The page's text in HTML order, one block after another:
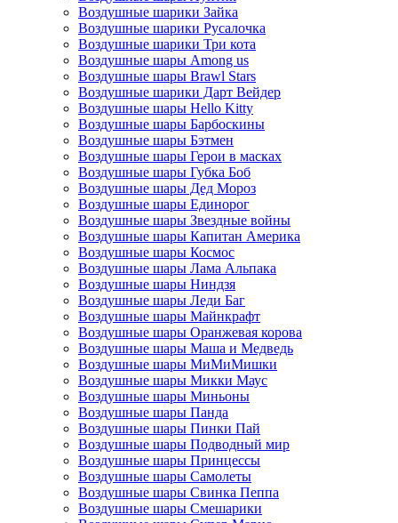
Воздушные шарики Зайка
Воздушные шарики Русалочка
Воздушные шарики Три кота
Воздушные шары Among us
Воздушные шары Brawl Stars
Воздушные шарики Дарт Вейдер
Воздушные шары Hello Kitty
Воздушные шары Барбоскины
Воздушные шары Бэтмен
Воздушные шары Герои в масках
Воздушные шары Губка Боб
Воздушные шары Дед Мороз
Воздушные шары Единорог
Воздушные шары Звездные войны
Воздушные шары Капитан Америка
Воздушные шары Космос
Воздушные шары Лама Альпака
Воздушные шары Ниндзя
Воздушные шары Леди Баг
Воздушные шары Майнкрафт
Воздушные шары Оранжевая корова
Воздушные шары Маша и Медведь
Воздушные шары МиМиМишки
Воздушные шары Микки Маус
Воздушные шары Миньоны
Воздушные шары Панда
Воздушные шары Пинки Пай
Воздушные шары Подводный мир
Воздушные шары Принцессы
Воздушные шары Самолеты
Воздушные шары Свинка Пеппа
Воздушные шары Смешарики